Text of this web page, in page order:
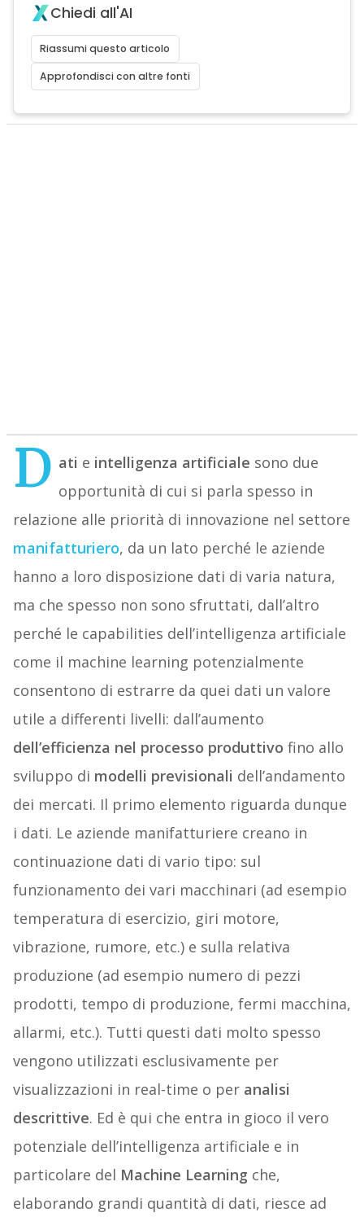
Chiedi all'AI
Riassumi questo articolo
Approfondisci con altre fonti
D ati e intelligenza artificiale sono due
opportunità di cui si parla spesso in
relazione alle priorità di innovazione nel settore
manifatturiero, da un lato perché le aziende
hanno a loro disposizione dati di varia natura,
ma che spesso non sono sfruttati, dall’altro
perché le capabilities dell’intelligenza artificiale
come il machine learning potenzialmente
consentono di estrarre da quei dati un valore
utile a differenti livelli: dall’aumento
dell’efficienza nel processo produttivo fino allo
sviluppo di modelli previsionali dell’andamento
dei mercati. Il primo elemento riguarda dunque
i dati. Le aziende manifatturiere creano in
continuazione dati di vario tipo: sul
funzionamento dei vari macchinari (ad esempio
temperatura di esercizio, giri motore,
vibrazione, rumore, etc.) e sulla relativa
produzione (ad esempio numero di pezzi
prodotti, tempo di produzione, fermi macchina,
allarmi, etc.). Tutti questi dati molto spesso
vengono utilizzati esclusivamente per
visualizzazioni in real-time o per analisi
descrittive. Ed è qui che entra in gioco il vero
potenziale dell’intelligenza artificiale e in
particolare del Machine Learning che,
elaborando grandi quantità di dati, riesce ad